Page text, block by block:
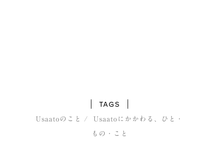
TAGS
Usaatoのこと Usaatoにかかわる、ひと・
もの・こと